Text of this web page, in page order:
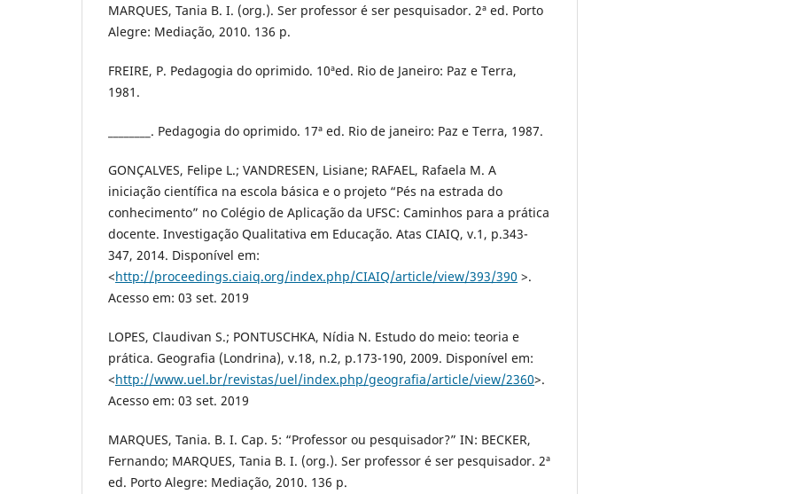
MARQUES, Tania B. I. (org.). Ser professor é ser pesquisador. 2ª ed. Porto
Alegre: Mediação, 2010. 136 p.
FREIRE, P. Pedagogia do oprimido. 10ªed. Rio de Janeiro: Paz e Terra,
1981.
________. Pedagogia do oprimido. 17ª ed. Rio de janeiro: Paz e Terra, 1987.
GONÇALVES, Felipe L.; VANDRESEN, Lisiane; RAFAEL, Rafaela M. A
iniciação científica na escola básica e o projeto “Pés na estrada do
conhecimento” no Colégio de Aplicação da UFSC: Caminhos para a prática
docente. Investigação Qualitativa em Educação. Atas CIAIQ, v.1, p.343-
347, 2014. Disponível em:
<http://proceedings.ciaiq.org/index.php/CIAIQ/article/view/393/390 >.
Acesso em: 03 set. 2019
LOPES, Claudivan S.; PONTUSCHKA, Nídia N. Estudo do meio: teoria e
prática. Geografia (Londrina), v.18, n.2, p.173-190, 2009. Disponível em:
<http://www.uel.br/revistas/uel/index.php/geografia/article/view/2360>.
Acesso em: 03 set. 2019
MARQUES, Tania. B. I. Cap. 5: “Professor ou pesquisador?” IN: BECKER,
Fernando; MARQUES, Tania B. I. (org.). Ser professor é ser pesquisador. 2ª
ed. Porto Alegre: Mediação, 2010. 136 p.